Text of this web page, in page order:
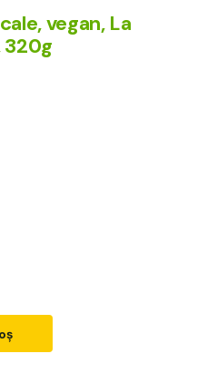
vegan, La
320g